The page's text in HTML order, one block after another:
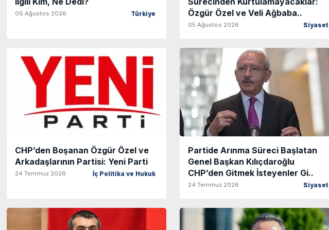
06 Ağustos 2026 Türkiye
Özgür Özel ve Veli Ağbaba..
05 Ağustos 2026 Siyaset
CHP’den Boşanan Özgür Özel ve
Arkadaşlarının Partisi: Yeni Parti
24 Temmuz 2026 İç Politika ve Hukuk
Partide Arınma Süreci Başlatan
Genel Başkan Kılıçdaroğlu
CHP’den Gitmek İsteyenler Gi..
24 Temmuz 2026 Siyaset